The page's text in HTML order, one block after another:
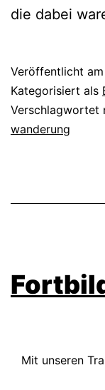
die dabei
Veröffentlicht am
Kategorisiert als
Verschlagwortet
wanderung
Mit unseren